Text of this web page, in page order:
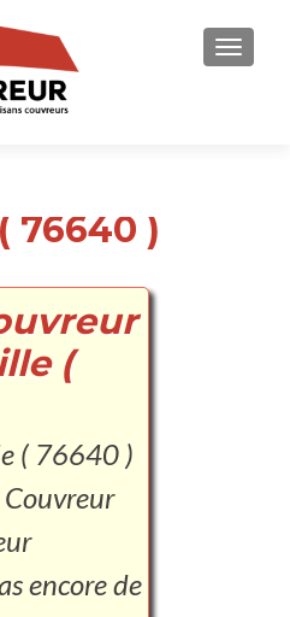
76640 )
(
( 76640 )
encore de